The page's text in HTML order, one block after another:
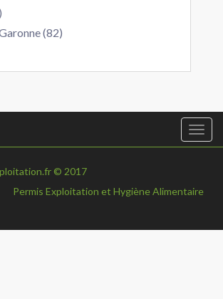
(82)
© 2017
Permis Exploitation et Hygiène Alimentaire